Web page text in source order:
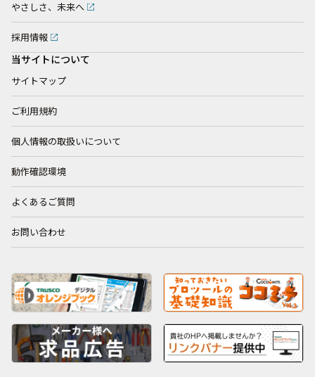
やさしさ、未来へ
採用情報
当サイトについて
サイトマップ
ご利用規約
個人情報の取扱いについて
動作確認環境
よくあるご質問
お問い合わせ